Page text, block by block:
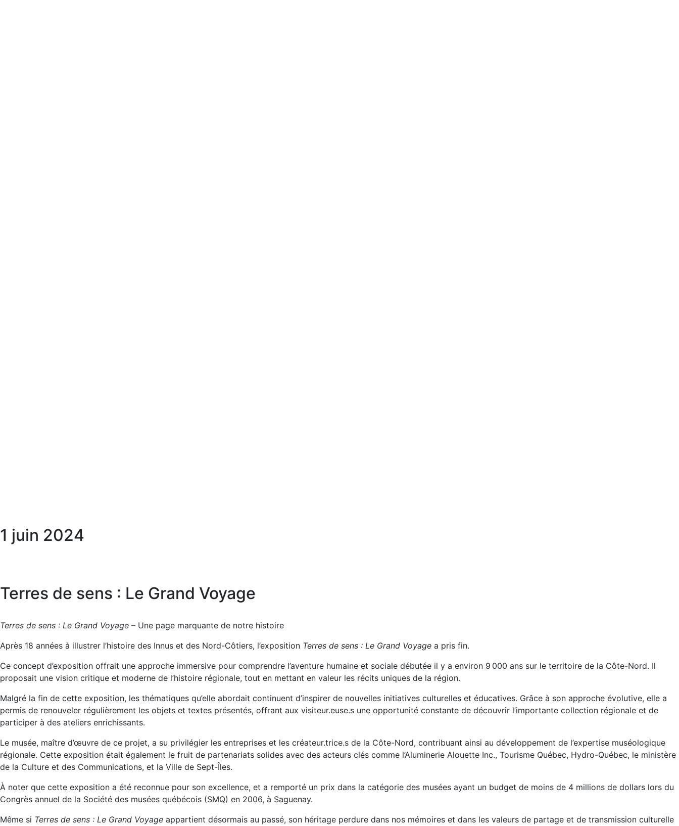
1 juin 2024
Terres de sens : Le Grand Voyage
Terres de sens : Le Grand Voyage – Une page marquante de notre histoire
Après 18 années à illustrer l’histoire des Innus et des Nord-Côtiers, l’exposition Terres de sens : Le Grand Voyage a pris fin.
Ce concept d’exposition offrait une approche immersive pour comprendre l’aventure humaine et sociale débutée il y a environ 9 000 ans sur le territoire de la Côte-Nord. Il
proposait une vision critique et moderne de l’histoire régionale, tout en mettant en valeur les récits uniques de la région.
Malgré la fin de cette exposition, les thématiques qu’elle abordait continuent d’inspirer de nouvelles initiatives culturelles et éducatives. Grâce à son approche évolutive, elle a
permis de renouveler régulièrement les objets et textes présentés, offrant aux visiteur.euse.s une opportunité constante de découvrir l’importante collection régionale et de
participer à des ateliers enrichissants.
Le musée, maître d’œuvre de ce projet, a su privilégier les entreprises et les créateur.trice.s de la Côte-Nord, contribuant ainsi au développement de l’expertise muséologique
régionale. Cette exposition était également le fruit de partenariats solides avec des acteurs clés comme l’Aluminerie Alouette Inc., Tourisme Québec, Hydro-Québec, le ministère
de la Culture et des Communications, et la Ville de Sept-Îles.
À noter que cette exposition a été reconnue pour son excellence, et a remporté un prix dans la catégorie des musées ayant un budget de moins de 4 millions de dollars lors du
Congrès annuel de la Société des musées québécois (SMQ) en 2006, à Saguenay.
Même si Terres de sens : Le Grand Voyage appartient désormais au passé, son héritage perdure dans nos mémoires et dans les valeurs de partage et de transmission culturelle